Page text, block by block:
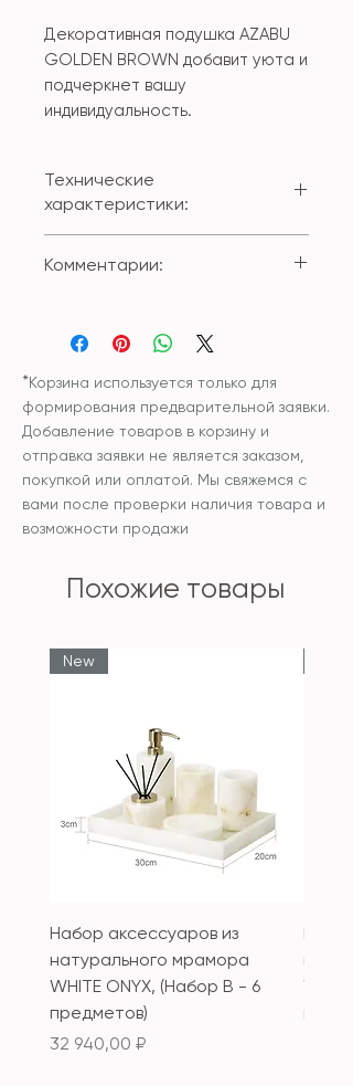
Декоративная подушка AZABU
GOLDEN BROWN добавит уюта и
подчеркнет вашу
индивидуальность.
Технические
характеристики:
100% полиестер/бархат с
Наволочка снимается при
Чехол и наполнитель
внутренней подушки:
синтетический
гипоаллергенный
наполнитель
Уход: рекомендована сухая
чистка изделия или бережная
разложенном виде.
Комментарии:
с внутренней подушкой или без
внутренней подушки.
*Корзина используется только для
формирования предварительной заявки.
Добавление товаров в корзину и
отправка заявки не является заказом,
покупкой или оплатой. Мы свяжемся с
вами после проверки наличия товара и
возможности продажи
Похожие товары
New
Набор аксессуаров из
натурального мрамора
WHITE ONYX, (Набор B - 6
предметов)
Цена
32 940,00 ₽